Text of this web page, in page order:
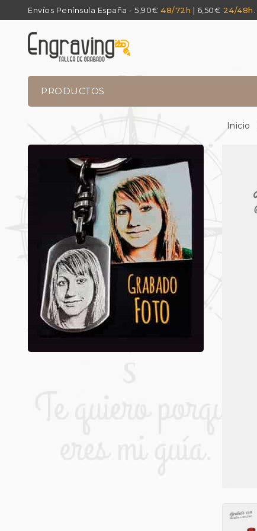
Envíos Península España - 5,90€ 48/72h | 6,50€ 24/48h
PRODUCTOS
Inicio